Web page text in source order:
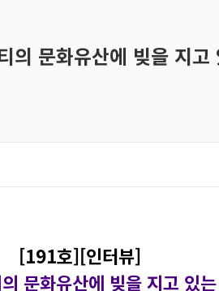
의 문화유산에 빚을 지
[191호][인터뷰]
문화유산에 빚을 지고 있